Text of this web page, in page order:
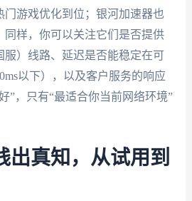
门游戏优化到位；银河加速器也
同样，你可以关注它们是否提供
服）线路、延迟是否能稳定在可
以下），以及客户服务的响应
”，只有“最适合你当前网络环境”
出真知，从试用到